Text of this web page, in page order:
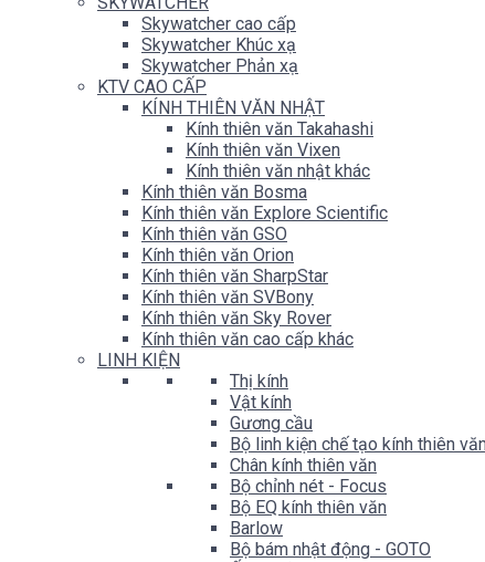
Skywatcher cao cấp
Skywatcher Khúc xạ
Skywatcher Phản xạ
KTV CAO CẤP
KÍNH THIÊN VĂN NHẬT
Kính thiên văn Takahashi
Kính thiên văn Vixen
Kính thiên văn nhật khác
Kính thiên văn Bosma
Kính thiên văn Explore Scientific
Kính thiên văn GSO
Kính thiên văn Orion
Kính thiên văn SharpStar
Kính thiên văn SVBony
Kính thiên văn Sky Rover
Kính thiên văn cao cấp khác
LINH KIỆN
Thị kính
Vật kính
Gương cầu
Bộ linh kiện chế tạo kính thiên
Chân kính thiên văn
Bộ chỉnh nét - Focus
Bộ EQ kính thiên văn
Barlow
Bộ bám nhật động - GOTO